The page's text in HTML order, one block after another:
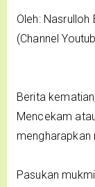
Oleh: Nasrulloh
(Channel
Berita
Mencekam
mengharapkan
Pasukan